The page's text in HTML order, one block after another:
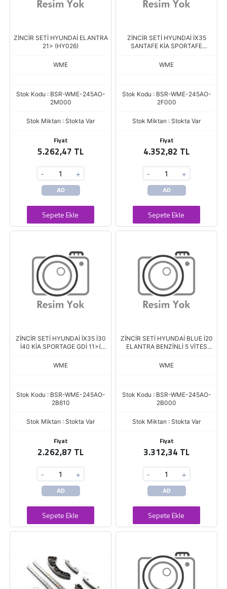
ZİNCİR SETİ HYUNDAİ ELANTRA
21> (HY026)
WME
Stok Kodu : BSR-WME-245AO-
2M000
Stok Miktarı : Stokta Var
Fiyat
5.262,47 TL
- +
AD
Sepete Ekle
ZİNCİR SETİ HYUNDAİ İX35
SANTAFE KİA SPORTAFE
WME
Stok Kodu : BSR-WME-245AO-
2F000
Stok Miktarı : Stokta Var
Fiyat
4.352,82 TL
- +
AD
Sepete Ekle
ZİNCİR SETİ HYUNDAİ İX35 İ30
İ40 KİA SPORTAGE GDİ 11>(
WME
Stok Kodu : BSR-WME-245AO-
2B610
Stok Miktarı : Stokta Var
Fiyat
2.262,87 TL
- +
AD
Sepete Ekle
ZİNCİR SETİ HYUNDAİ BLUE İ20
ELANTRA BENZİNLİ 5 VİTES
WME
Stok Kodu : BSR-WME-245AO-
2B000
Stok Miktarı : Stokta Var
Fiyat
3.312,34 TL
- +
AD
Sepete Ekle